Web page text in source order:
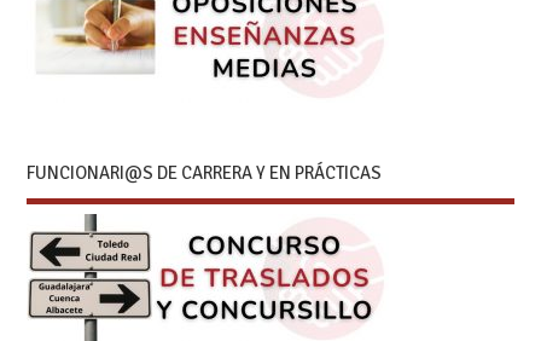
FUNCIONARI@S DE CARRERA Y EN PRÁCTICAS